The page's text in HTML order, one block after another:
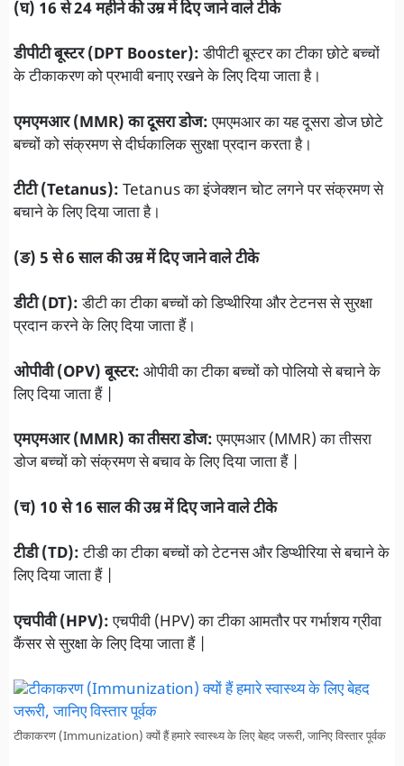
(घ) 16 से 24 महीने की उम्र में दिए जाने वाले टीके
डीपीटी बूस्टर (DPT Booster):डीपीटी बूस्टर का टीका छोटे बच्चों
के टीकाकरण को प्रभावी बनाए रखने के लिए दिया जाता है।
एमएमआर (MMR) का दूसरा डोज:एमएमआर का यह दूसरा डोज छोटे
बच्चों को संक्रमण से दीर्घकालिक सुरक्षा प्रदान करता है।
टीटी (Tetanus): Tetanus का इंजेक्शन चोट लगने पर संक्रमण से
बचाने के लिए दिया जाता है।
(ङ) 5 से 6 साल की उम्र में दिए जाने वाले टीके
डीटी (DT):डीटी का टीका बच्चों को डिप्थीरिया और टेटनस से सुरक्षा
प्रदान करने के लिए दिया जाता हैं।
ओपीवी (OPV) बूस्टर: ओपीवी का टीका बच्चों को पोलियो से बचाने के
लिए दिया जाता हैं |
एमएमआर (MMR) का तीसरा डोज:एमएमआर (MMR) का तीसरा
डोज बच्चों को संक्रमण से बचाव के लिए दिया जाता हैं |
(च) 10 से 16 साल की उम्र में दिए जाने वाले टीके
टीडी (TD):टीडी का टीका बच्चों को टेटनस और डिप्थीरिया से बचाने के
लिए दिया जाता हैं |
एचपीवी (HPV):एचपीवी (HPV) का टीका आमतौर पर गर्भाशय ग्रीवा
कैंसर से सुरक्षा के लिए दिया जाता हैं |
टीकाकरण (Immunization) क्यों हैं हमारे स्वास्थ्य के लिए बेहद जरूरी, जानिए विस्तार पूर्वक